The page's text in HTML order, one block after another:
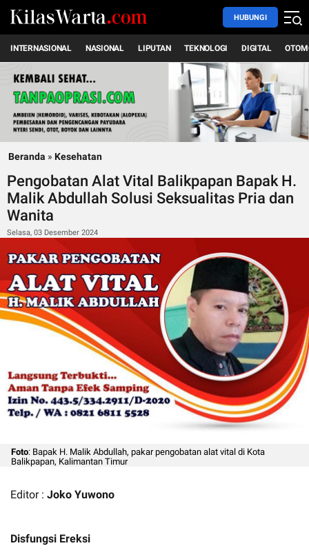
HUBUNGI
INTERNASIONAL NASIONAL LIPUTAN TEKNOLOGI DIGITAL
Beranda » Kesehatan
Pengobatan Alat Vital Balikpapan Bapak H.
Malik Abdullah Solusi Seksualitas Pria dan
Wanita
Selasa, 03 Desember 2024
Foto: Bapak H. Malik Abdullah, pakar pengobatan alat vital di Kota
Balikpapan, Kalimantan Timur
Editor : Joko Yuwono
Disfungsi Ereksi